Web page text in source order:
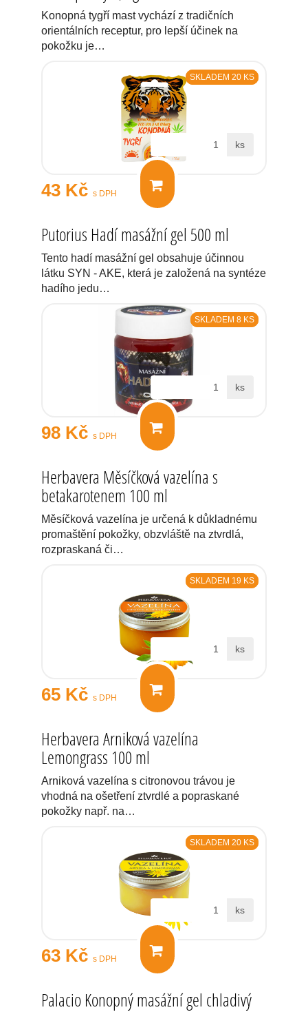
Konopná tygří mast vychází z tradičních
orientálních receptur, pro lepší účinek na
pokožku je…
SKLADEM 20 KS
43 Kč s DPH
ks
Putorius Hadí masážní gel 500 ml
Tento hadí masážní gel obsahuje účinnou
látku SYN - AKE, která je založená na syntéze
hadího jedu…
SKLADEM 8 KS
98 Kč s DPH
ks
Herbavera Měsíčková vazelína s
betakarotenem 100 ml
Měsíčková vazelína je určená k důkladnému
promaštění pokožky, obzvláště na ztvrdlá,
rozpraskaná či…
SKLADEM 19 KS
65 Kč s DPH
ks
Herbavera Arniková vazelína
Lemongrass 100 ml
Arniková vazelína s citronovou trávou je
vhodná na ošetření ztvrdlé a popraskané
pokožky např. na…
SKLADEM 20 KS
63 Kč s DPH
ks
Palacio Konopný masážní gel chladivý